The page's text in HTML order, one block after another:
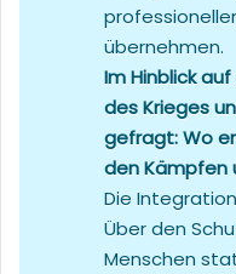
übernehmen.
Im Hinblick
des Krieges
gefragt: Wo
den Kämpfen
Die
Über den
Menschen